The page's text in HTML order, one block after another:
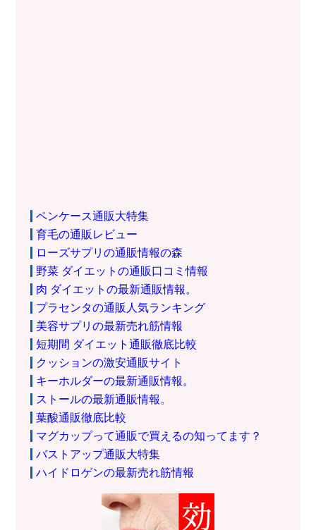
ペンケース通販大特集
育毛の通販レビュー
ローズサプリの通販情報の森
野菜 ダイエットの通販口コミ情報
肉 ダイエットの最新通販情報。
プラセンタの通販人気ランキング
美容サプリの最新売れ筋情報
短期間 ダイエット通販徹底比較
クッションの激安通販サイト
キーホルダーの最新通販情報。
ストールの最新通販情報。
葉酸通販徹底比較
マグカップって通販で買えるの知ってます？
バストアップ通販大特集
ハイドロゲンの最新売れ筋情報